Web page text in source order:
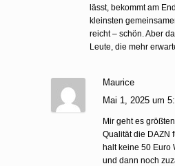
lässt, bekommt am
kleinsten
reicht – schön. Aber
Leute, die mehr
Maurice
Mai 1, 2025 um
Mir geht es
Qualität die DAZN
halt keine 50 Euro
und dann noch